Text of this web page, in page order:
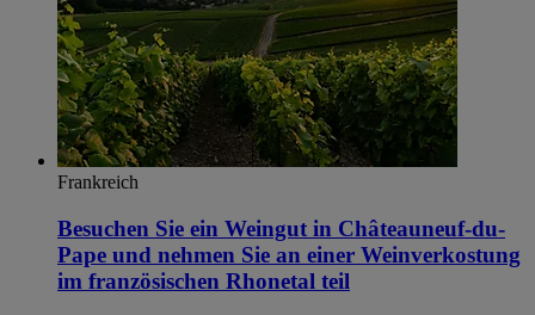
Frankreich
Besuchen Sie ein Weingut in Châteauneuf-du-
Pape und nehmen Sie an einer Weinverkostung
im französischen Rhonetal teil